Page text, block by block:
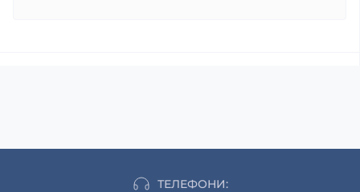
ТЕЛЕФОНИ: